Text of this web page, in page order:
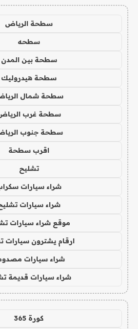
سطحة الرياض
سطحه
سطحة بين المدن
سطحة هيدروليك
سطحة شمال
سطحة غرب
سطحة جنوب
اقرب سطحة
تشليح
شراء سيارات
شراء سيارات
موقع شراء سيارات
ارقام يشترون سيارات
شراء سيارات
شراء سيارات قديمة
كورة 365